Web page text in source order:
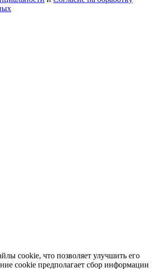
cookie, что позволяет улучшить его
cookie предполагает сбор информации